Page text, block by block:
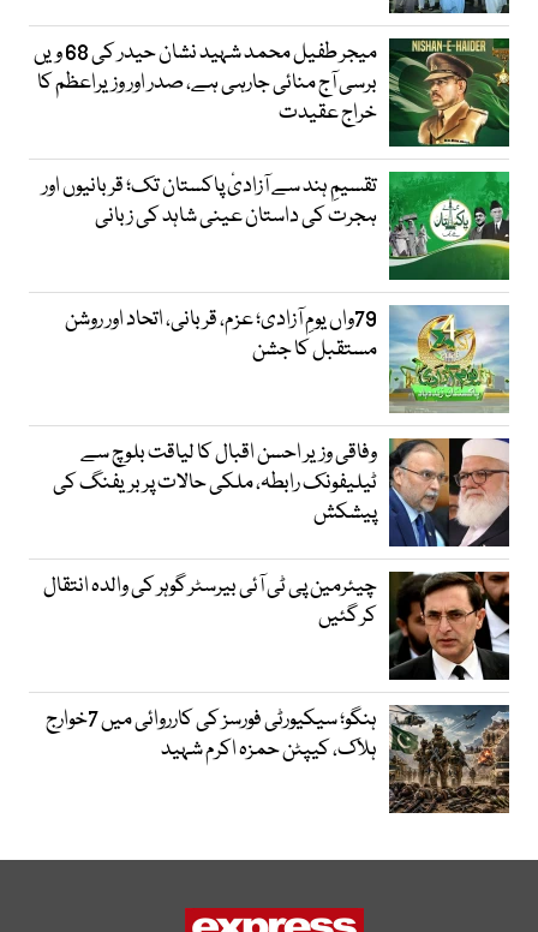
میجر طفیل محمد شہید نشان حیدر کی 68 ویں
برسی آج منائی جارہی ہے، صدر اور وزیراعظم کا
خراج عقیدت
تقسیمِ ہند سے آزادیٔ پاکستان تک؛ قربانیوں اور
ہجرت کی داستان عینی شاہد کی زبانی
79واں یومِ آزادی؛ عزم، قربانی، اتحاد اور روشن
مستقبل کا جشن
وفاقی وزیر احسن اقبال کا لیاقت بلوچ سے
ٹیلیفونک رابطہ، ملکی حالات پر بریفنگ کی
پیشکش
چیئرمین پی ٹی آئی بیرسٹر گوہر کی والدہ انتقال
کر گئیں
ہنگو؛ سیکیورٹی فورسز کی کارروائی میں 7خوارج
ہلاک، کیپٹن حمزہ اکرم شہید